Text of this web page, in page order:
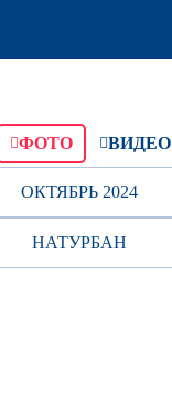
ФОТО ВИДЕО
ОКТЯБРЬ 2024
НАТУРБАН